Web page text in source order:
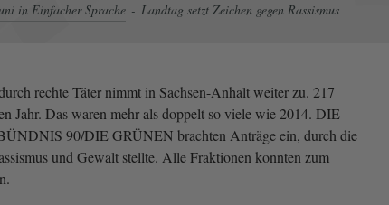
in Einfacher Sprache Landtag setzt Zeichen gegen Rassismus
rechte Täter nimmt in Sachsen-Anhalt weiter zu. 217
Jahr. Das waren mehr als doppelt so viele wie 2014. DIE
90/DIE GRÜNEN brachten Anträge ein, durch die
und Gewalt stellte. Alle Fraktionen konnten zum